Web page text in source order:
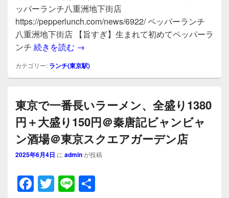
c
e
b
o
o
k
tt
er
e
ッパーランチ八重洲地下街店
https://pepperlunch.com/news/6922/ ペッパーランチ
八重洲地下街店 【旨すぎ】生まれて初めてペッパーラ
ンチ 続きを読む 本日7月3日だけ強制２皿！ペッパーラ
→
カテゴリー: ランチ(東京駅)
東京で一番長いラーメン、全盛り1380
円＋大盛り150円＠秦唐記ビャンビャ
ン酒場＠東京スクエアガーデン店
2025年6月4日 に adminが投稿
F T Li